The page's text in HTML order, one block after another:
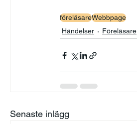
föreläsareWebbpage
Händelser
Föreläsare
Senaste inlägg